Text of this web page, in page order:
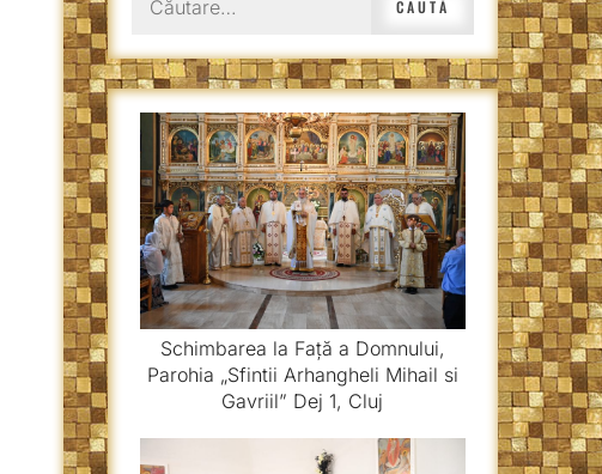
după:
Schimbarea la Față a Domnului,
Parohia „Sfintii Arhangheli Mihail si
Gavriil” Dej 1, Cluj